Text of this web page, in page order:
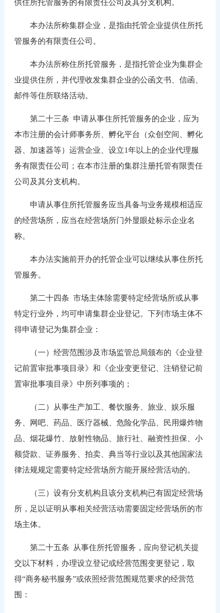
供住所托管服务的有限责任公司及其分支机构。
本办法所称集群企业，是指由托管企业提供住所托
管服务的有限责任公司。
本办法所称住所托管服务，是指托管企业为集群企
业提供住所，并代理收发集群企业的公函文书、信函、
邮件等住所联络活动。
第二十三条 申请从事住所托管服务的企业，应为
本市注册的会计师事务所、孵化平台（众创空间、孵化
器、加速器等）运营企业、设立1年以上的企业代理服
务有限责任公司；在本市注册的集群注册托管有限责任
公司及其分支机构。
申请从事住所托管服务应当具备与业务规模相适应
的经营场所，应当在经营场所门外显眼处标示企业名
称。
本办法实施前开办的托管企业可以继续从事住所托
管服务。
第二十四条 市场主体除需要特定经营场所或从事
特定行业外，均可申请集群企业登记。下列市场主体不
得申请登记为集群企业：
（一）经营范围涉及市场监管总局颁布的《企业登
记前置审批事项目录》和《企业变更登记、注销登记前
置审批事项目录》中所列事项的；
（二）从事生产加工、餐饮服务、旅业、娱乐服
务、网吧、药品、医疗器械、危险化学品、民用爆炸物
品、烟花爆竹、放射性物品、旅行社、融资性担保、小
额贷款、证券服务、拍卖、典当等行业以及其他国家法
律法规规定需要特定经营场所方能开展经营活动的。
（三）设有分支机构且该分支机构已有固定经营场
所，足以证明从事相关经营活动需要固定经营场所的市
场主体。
第二十五条
从事住所托管服务，应向登记机关提
交以下材料，办理设立登记或经营范围变更登记，取
得“商务秘书服务”或依照经营范围规范要求的经营范
围：